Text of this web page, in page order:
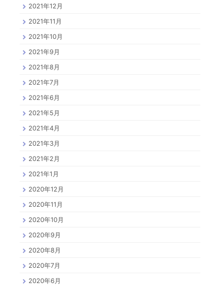
2021年12月
2021年11月
2021年10月
2021年9月
2021年8月
2021年7月
2021年6月
2021年5月
2021年4月
2021年3月
2021年2月
2021年1月
2020年12月
2020年11月
2020年10月
2020年9月
2020年8月
2020年7月
2020年6月